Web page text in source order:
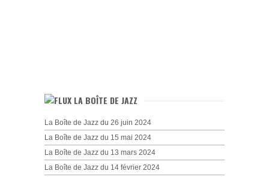
LA BOÎTE DE JAZZ
La Boîte de Jazz du 26 juin 2024
La Boîte de Jazz du 15 mai 2024
La Boîte de Jazz du 13 mars 2024
La Boîte de Jazz du 14 février 2024